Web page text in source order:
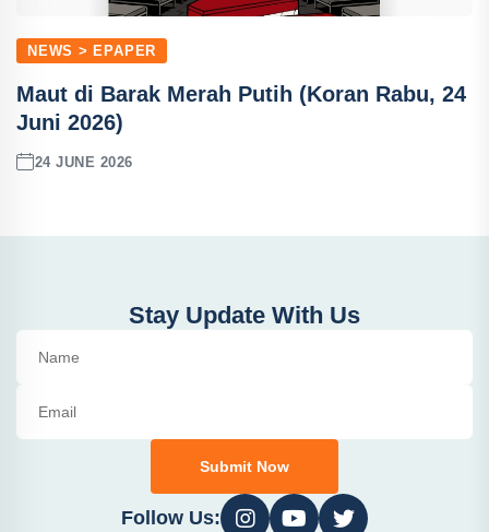
NEWS > EPAPER
Maut di Barak Merah Putih (Koran Rabu, 24
Juni 2026)
24 JUNE 2026
Stay Update With Us
Submit Now
Follow Us: